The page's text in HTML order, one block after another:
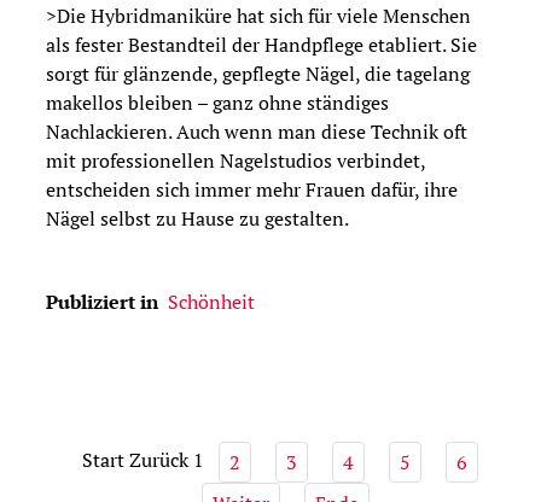
>Die Hybridmaniküre hat sich für viele Menschen
als fester Bestandteil der Handpflege etabliert. Sie
sorgt für glänzende, gepflegte Nägel, die tagelang
makellos bleiben – ganz ohne ständiges
Nachlackieren. Auch wenn man diese Technik oft
mit professionellen Nagelstudios verbindet,
entscheiden sich immer mehr Frauen dafür, ihre
Nägel selbst zu Hause zu gestalten.
Publiziert in Schönheit
StartZurück 1 2 3 4 5
6